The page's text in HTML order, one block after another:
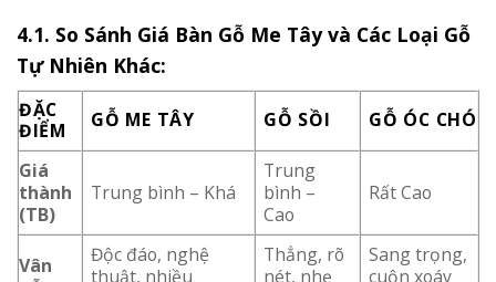
4.1. So Sánh Giá Bàn Gỗ Me Tây và Các Loại Gỗ
Tự Nhiên Khác:
ĐẶC
ĐIỂM
GỖ ME TÂY GỖ SỒI GỖ ÓC CHÓ
Giá
thành
(TB)
Trung bình – Khá
Trung
bình –
Cao
Rất Cao
Vân
Độc đáo, nghệ
thuật, nhiều
Thẳng, rõ
nét, nhẹ
Sang trọng,
cuộn xoáy